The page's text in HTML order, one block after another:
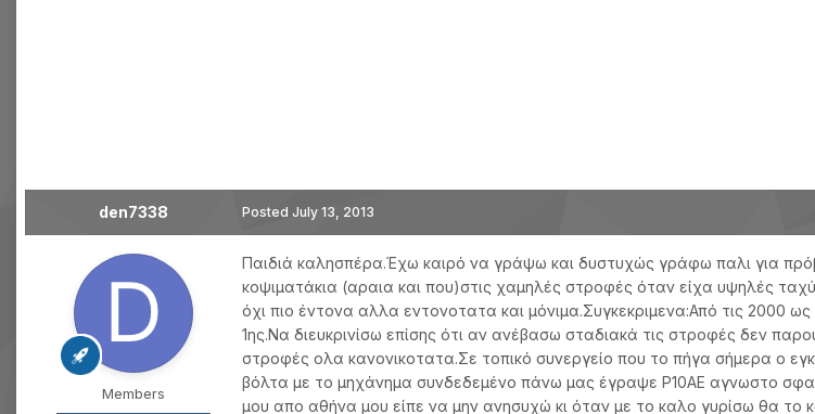
den7338
Members
Posted July 13, 2013
Παιδιά καλησπέρα.Έχω καιρό να γράψω και δυστυχώς γράφω παλι για
κοψιματάκια (αραια και που)στις χαμηλές στροφές όταν είχα υψηλές
όχι πιο έντονα αλλα εντονοτατα και μόνιμα.Συγκεκριμενα:Από τις 2000
1ης.Να διευκρινίσω επίσης ότι αν ανέβασω σταδιακά τις στροφές δεν
στροφές ολα κανονικοτατα.Σε τοπικό συνεργείο που το πήγα σήμερα ο
βόλτα με το μηχάνημα συνδεδεμένο πάνω μας έγραψε P10ΑΕ αγνωστο
μου απο αθήνα μου είπε να μην ανησυχώ κι όταν με το καλο γυρίσω θα το